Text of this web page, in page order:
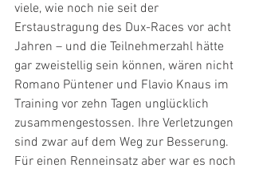
viele, wie noch nie seit der
Erstaustragung des Dux-Races vor acht
Jahren – und die Teilnehmerzahl hätte
gar zweistellig sein können, wären nicht
Romano Püntener und Flavio Knaus im
Training vor zehn Tagen unglücklich
zusammengestossen. Ihre Verletzungen
sind zwar auf dem Weg zur Besserung.
Für einen Renneinsatz aber war es noch